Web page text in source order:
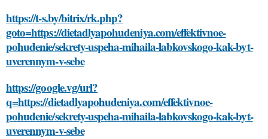
https://t-s.by/bitrix/rk.php?
goto=https://dietadlyapohudeniya.com/effektivnoe-
pohudenie/sekrety-uspeha-mihaila-labkovskogo-kak-byt-
uverennym-v-sebe
https://google.vg/url?
q=https://dietadlyapohudeniya.com/effektivnoe-
pohudenie/sekrety-uspeha-mihaila-labkovskogo-kak-byt-
uverennym-v-sebe